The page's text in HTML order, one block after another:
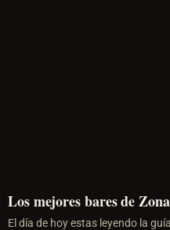
Los mejores bares de
El día de hoy estas leyendo la